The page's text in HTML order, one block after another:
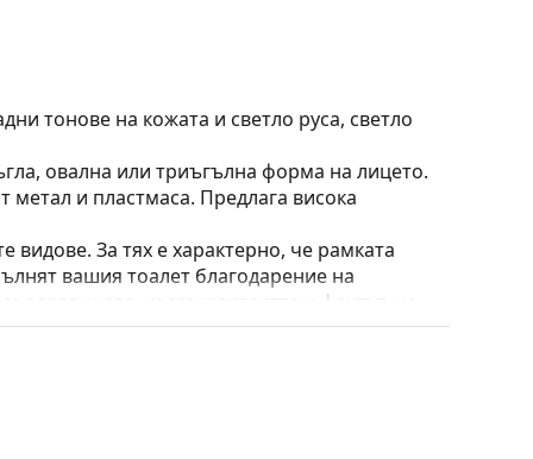
тонове на кожата и светло руса, светло
овална или триъгълна форма на лицето.
и пластмаса. Предлага висока
видове. За тях е характерно, че рамката
вашия тоалет благодарение на
здравината, издръжливостта и фактът, че
срещу повреди. Този тип рамка е подходяща
мощност.
на подложките за нос винаги трябва да